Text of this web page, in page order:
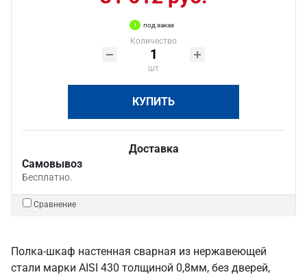
под заказ
Количество
шт
КУПИТЬ
Доставка
Самовывоз
Бесплатно.
Сравнение
Полка-шкаф настенная сварная из нержавеющей
стали марки AISI 430 толщиной 0,8мм, без дверей,